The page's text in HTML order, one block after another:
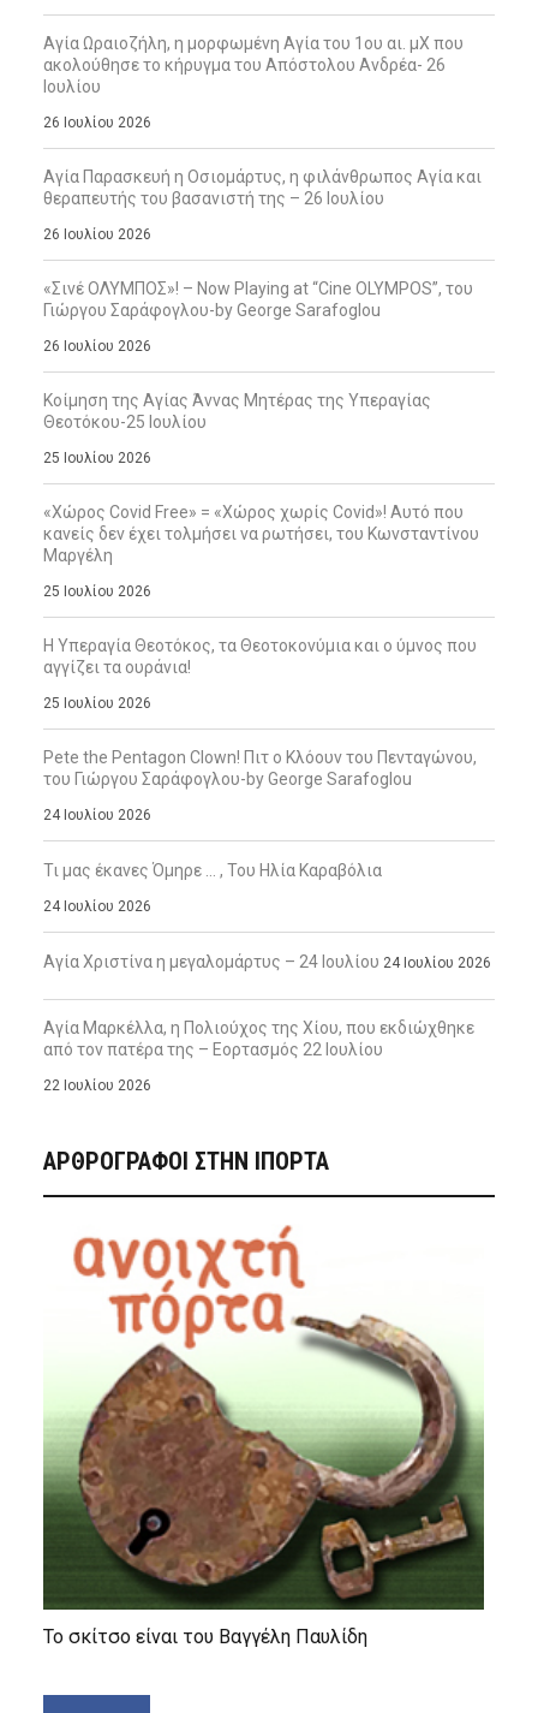
Αγία Ωραιοζήλη, η μορφωμένη Αγία του 1ου αι. μΧ που
ακολούθησε το κήρυγμα του Απόστολου Ανδρέα- 26
Ιουλίου
26 Ιουλίου 2026
Αγία Παρασκευή η Οσιομάρτυς, η φιλάνθρωπος Αγία και
θεραπευτής του βασανιστή της – 26 Ιουλίου
26 Ιουλίου 2026
«Σινέ ΟΛΥΜΠΟΣ»! – Now Playing at “Cine OLYMPOS”, του
Γιώργου Σαράφογλου-by George Sarafoglou
26 Ιουλίου 2026
Κοίμηση της Αγίας Άννας Μητέρας της Υπεραγίας
Θεοτόκου-25 Ιουλίου
25 Ιουλίου 2026
«Χώρος Covid Free» = «Χώρος χωρίς Covid»! Αυτό που
κανείς δεν έχει τολμήσει να ρωτήσει, του Κωνσταντίνου
Μαργέλη
25 Ιουλίου 2026
Η Υπεραγία Θεοτόκος, τα Θεοτοκονύμια και ο ύμνος που
αγγίζει τα ουράνια!
25 Ιουλίου 2026
Pete the Pentagon Clown! Πιτ ο Κλόουν του Πενταγώνου,
του Γιώργου Σαράφογλου-by George Sarafoglou
24 Ιουλίου 2026
Τι μας έκανες Όμηρε … , Του Ηλία Καραβόλια
24 Ιουλίου 2026
Αγία Χριστίνα η μεγαλομάρτυς – 24 Ιουλίου 24 Ιουλίου 2026
Αγία Μαρκέλλα, η Πολιούχος της Χίου, που εκδιώχθηκε
από τον πατέρα της – Εορτασμός 22 Ιουλίου
22 Ιουλίου 2026
ΑΡΘΡΟΓΡΑΦΟΙ ΣΤΗΝ IΠΟΡΤΑ
Το σκίτσο είναι του Βαγγέλη Παυλίδη